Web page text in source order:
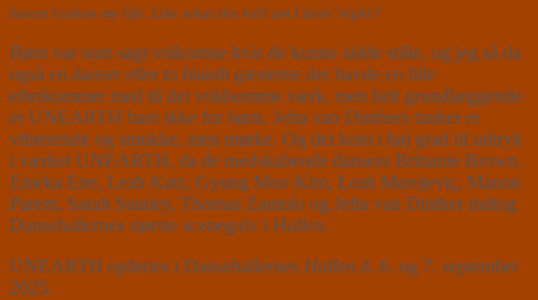
haven’t taken my life. Like what the hell am I doin’ right?
Børn var som sagt velkomne hvis de kunne sidde stille, og jeg så da
også en danser eller to blandt gæsterne der havde en lille
efterkommer med til det voldsomme værk, men helt grundlæggende
er UNEARTH bare ikke for børn. Jefta van Dinthers tanker er
vibrerende og smukke, men mørke. Og det kom i høj grad til udtryk
i værket UNEARTH, da de medskabende dansere Brittanie Brown,
Emeka Ene, Leah Katz, Gyung Moo Kim, Leah Marojeviç, Manon
Parent, Sarah Stanley, Thomas Zamolo og Jefta van Dinther indtog
Dansehallernes største scenegulv i Hallen.
UNEARTH opførtes i Dansehallernes Hallen d. 6. og 7. september
2025.